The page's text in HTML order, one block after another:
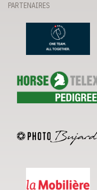
PARTENAIRES